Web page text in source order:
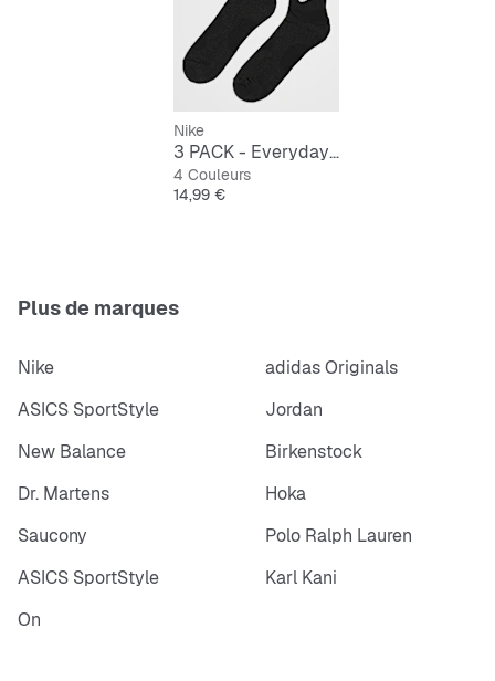
Nike
3 PACK - Everyday Cushioned Training Ankle Socks
4 Couleurs
Prix
14,99 €
Plus de marques
Nike
adidas Originals
ASICS SportStyle
Jordan
New Balance
Birkenstock
Dr. Martens
Hoka
Saucony
Polo Ralph Lauren
ASICS SportStyle
Karl Kani
On